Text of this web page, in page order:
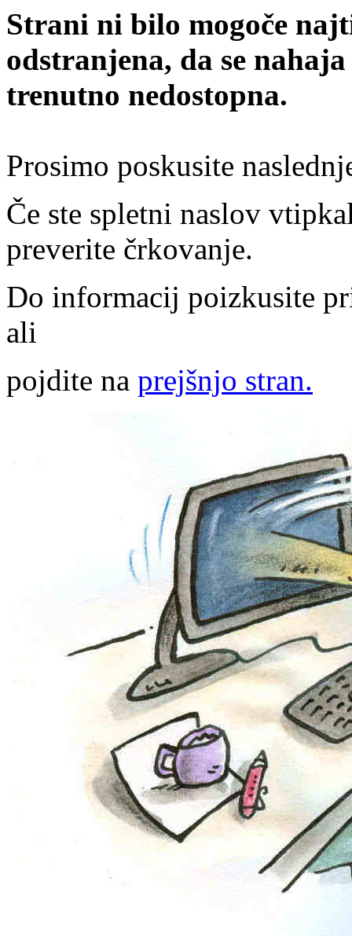
Strani ni bilo mogoče
odstranjena, da se
trenutno nedostopna.
Prosimo poskusite
Če ste spletni naslov
preverite črkovanje.
Do informacij poizkusite
ali
pojdite na prejšnjo stran.